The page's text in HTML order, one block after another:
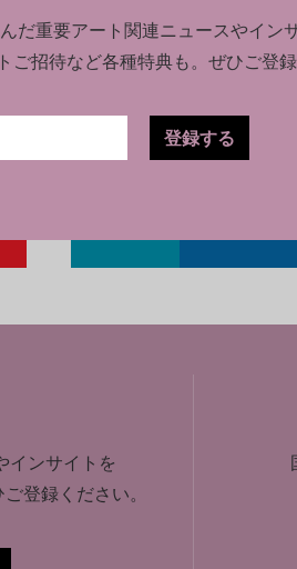
インサイトを
登録ください。
だ重要アート関連ニュースやイン
ご招待など各種特典も。ぜひご登録
登録する